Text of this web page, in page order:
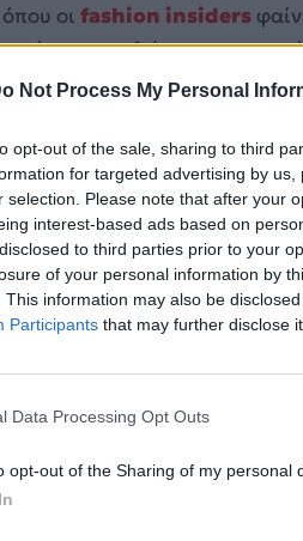
Not Process My Personal
opt-out of the sale, sharing to third
for targeted advertising by
selection. Please note that after your
interest-based ads based on
to third parties prior to your
of your personal information by
This information may also be
Participants that may further disclose
Data Processing Opt Outs
opt-out of the Sharing of my personal
οι fashion insiders
απλώς για μια
υπεροχή, κάνοντας